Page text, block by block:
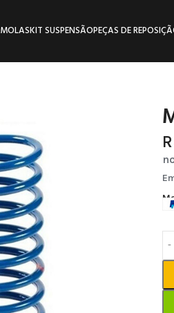
MOLASKIT SUSPENSÃOPEÇAS DE